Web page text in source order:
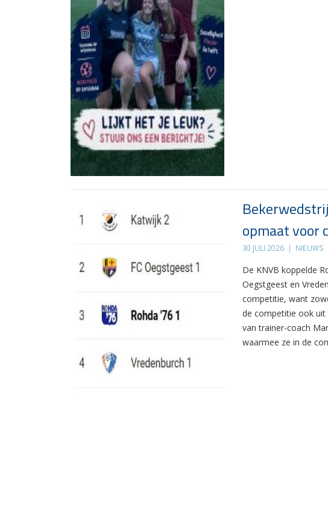
opmaat voor
30 JULI 2026 | NIEUWS
De KNVB koppelde
Oegstgeest en
competitie, want
de competitie ook uit
van trainer-coach
waarmee ze in de